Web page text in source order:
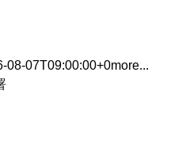
08-07T09:00:00+0more...